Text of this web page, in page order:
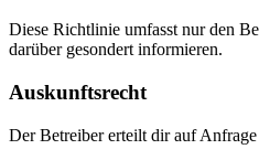
Diese Richtlinie umfasst nur den
darüber gesondert informieren.
Auskunftsrecht
Der Betreiber erteilt dir auf